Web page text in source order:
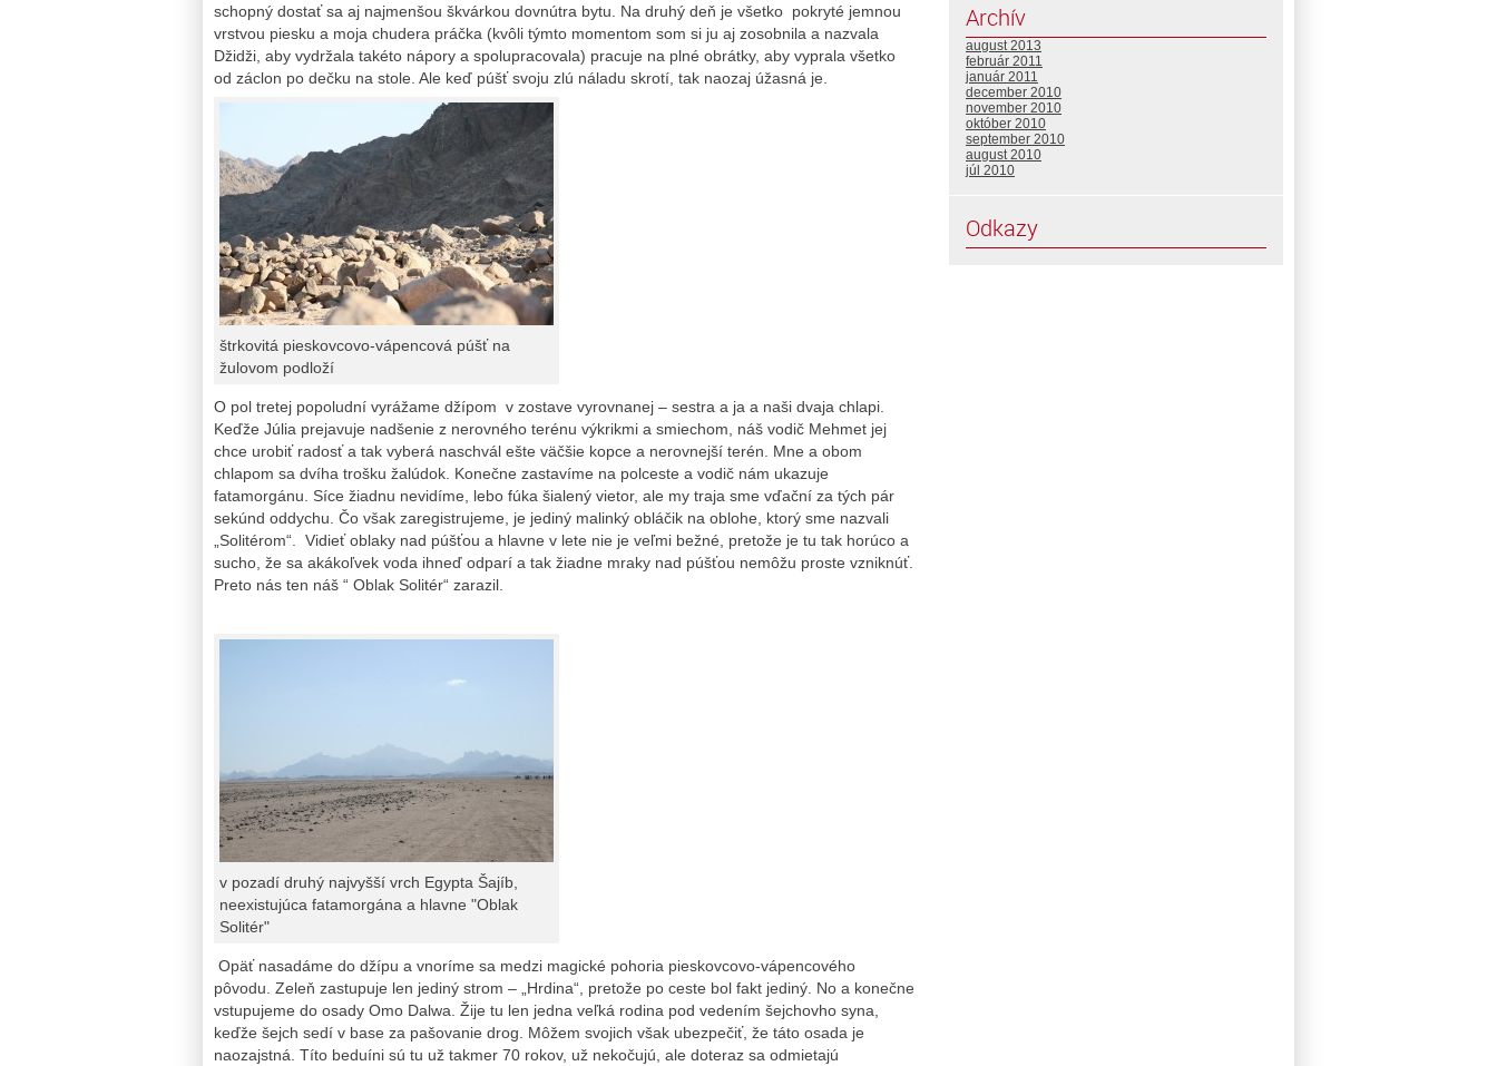
schopný dostať sa aj najmenšou škvárkou dovnútra bytu. Na druhý deň je všetko pokryté jemnou
vrstvou piesku a moja chudera práčka (kvôli týmto momentom som si ju aj zosobnila a nazvala
Džidži, aby vydržala takéto nápory a spolupracovala) pracuje na plné obrátky, aby vyprala všetko
od záclon po dečku na stole. Ale keď púšť svoju zlú náladu skrotí, tak naozaj úžasná je.
štrkovitá pieskovcovo-vápencová púšť na
žulovom podloží
O pol tretej popoludní vyrážame džípom v zostave vyrovnanej – sestra a ja a naši dvaja chlapi.
Keďže Júlia prejavuje nadšenie z nerovného terénu výkrikmi a smiechom, náš vodič Mehmet jej
chce urobiť radosť a tak vyberá naschvál ešte väčšie kopce a nerovnejší terén. Mne a obom
chlapom sa dvíha trošku žalúdok. Konečne zastavíme na polceste a vodič nám ukazuje
fatamorgánu. Síce žiadnu nevidíme, lebo fúka šialený vietor, ale my traja sme vďační za tých pár
sekúnd oddychu. Čo však zaregistrujeme, je jediný malinký obláčik na oblohe, ktorý sme nazvali
„Solitérom“. Vidieť oblaky nad púšťou a hlavne v lete nie je veľmi bežné, pretože je tu tak horúco a
sucho, že sa akákoľvek voda ihneď odparí a tak žiadne mraky nad púšťou nemôžu proste vzniknúť.
Preto nás ten náš “ Oblak Solitér“ zarazil.
v pozadí druhý najvyšší vrch Egypta Šajíb,
neexistujúca fatamorgána a hlavne "Oblak
Solitér"
Opäť nasadáme do džípu a vnoríme sa medzi magické pohoria pieskovcovo-vápencového
pôvodu. Zeleň zastupuje len jediný strom – „Hrdina“, pretože po ceste bol fakt jediný. No a konečne
vstupujeme do osady Omo Dalwa. Žije tu len jedna veľká rodina pod vedením šejchovho syna,
keďže šejch sedí v base za pašovanie drog. Môžem svojich však ubezpečiť, že táto osada je
naozajstná. Títo beduíni sú tu už takmer 70 rokov, už nekočujú, ale doteraz sa odmietajú
Archív
august 2013
február 2011
január 2011
december 2010
november 2010
október 2010
september 2010
august 2010
júl 2010
Odkazy